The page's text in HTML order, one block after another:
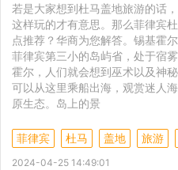
若是大家想到杜马盖地旅游的话
这样玩的才有意思。那么菲律宾
点推荐？华商为您解答。锡基霍
菲律宾第三小的岛屿省，处于宿
霍尔，人们就会想到巫术以及神
可以从这里乘船出海，观赏迷人
原生态。岛上的景
菲律宾 杜马 盖地 旅游
2024-04-25 14:49:01